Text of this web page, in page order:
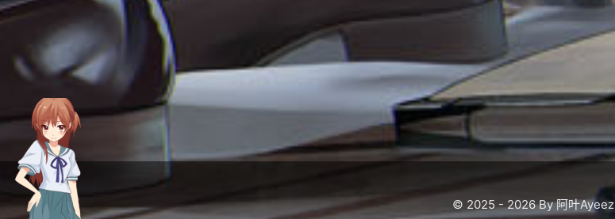
© 2025 - 2026 By 阿叶Ayeez